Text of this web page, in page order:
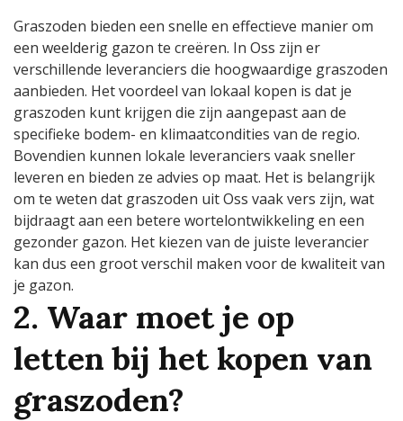
Graszoden bieden een snelle en effectieve manier om
een weelderig gazon te creëren. In Oss zijn er
verschillende leveranciers die hoogwaardige graszoden
aanbieden. Het voordeel van lokaal kopen is dat je
graszoden kunt krijgen die zijn aangepast aan de
specifieke bodem- en klimaatcondities van de regio.
Bovendien kunnen lokale leveranciers vaak sneller
leveren en bieden ze advies op maat. Het is belangrijk
om te weten dat graszoden uit Oss vaak vers zijn, wat
bijdraagt aan een betere wortelontwikkeling en een
gezonder gazon. Het kiezen van de juiste leverancier
kan dus een groot verschil maken voor de kwaliteit van
je gazon.
2. Waar moet je op
letten bij het kopen van
graszoden?